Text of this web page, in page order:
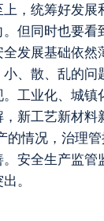
，统筹好发
但同时也要
发展基础依然
、散、乱的
工业化、城
新工艺新材
情况，治理
安全生产监管
。